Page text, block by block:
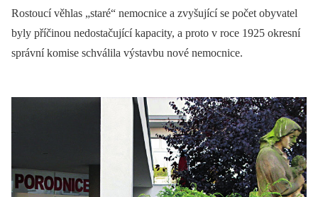
Rostoucí věhlas „staré“ nemocnice a zvyšující se počet obyvatel
byly příčinou nedostačující kapacity, a proto v roce 1925 okresní
správní komise schválila výstavbu nové nemocnice.